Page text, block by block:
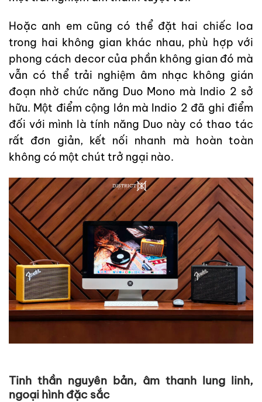
Hoặc anh em cũng có thể đặt hai chiếc loa
trong hai không gian khác nhau, phù hợp với
phong cách decor của phần không gian đó mà
vẫn có thể trải nghiệm âm nhạc không gián
đoạn nhờ chức năng Duo Mono mà Indio 2 sở
hữu. Một điểm cộng lớn mà Indio 2 đã ghi điểm
đối với mình là tính năng Duo này có thao tác
rất đơn giản, kết nối nhanh mà hoàn toàn
không có một chút trở ngại nào.
Tinh thần nguyên bản, âm thanh lung linh,
ngoại hình đặc sắc